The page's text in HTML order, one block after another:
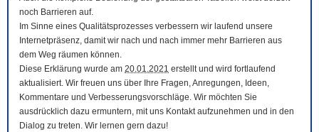
noch Barrieren auf.
Im Sinne eines Qualitätsprozesses verbessern wir laufend unsere
Internetpräsenz, damit wir nach und nach immer mehr Barrieren aus
dem Weg räumen können.
Diese Erklärung wurde am 20.01.2021 erstellt und wird fortlaufend
aktualisiert. Wir freuen uns über Ihre Fragen, Anregungen, Ideen,
Kommentare und Verbesserungsvorschläge. Wir möchten Sie
ausdrücklich dazu ermuntern, mit uns Kontakt aufzunehmen und in den
Dialog zu treten. Wir lernen gern dazu!